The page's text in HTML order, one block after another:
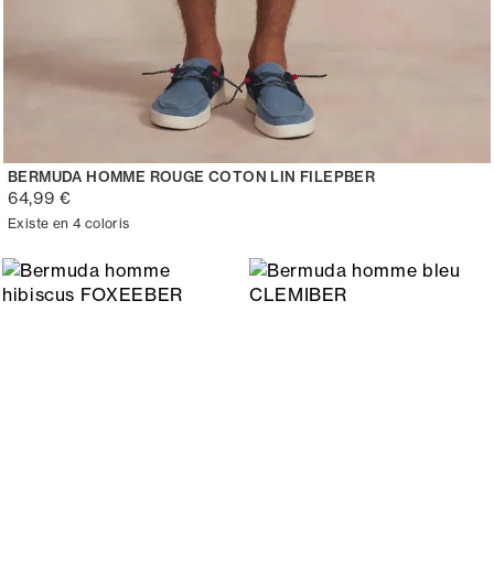
BERMUDA HOMME ROUGE COTON LIN FILEPBER
64,99 €
Existe en 4 coloris